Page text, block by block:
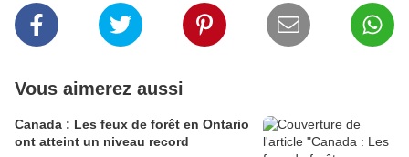
Vous aimerez aussi
Canada : Les feux de forêt en Ontario
ont atteint un niveau record